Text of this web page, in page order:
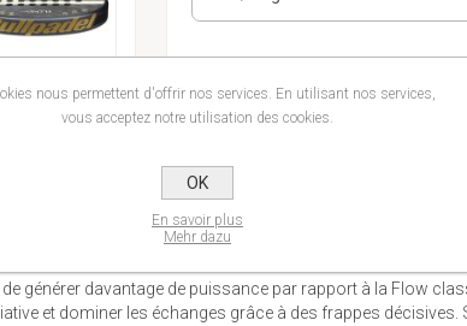
générer davantage de puissance par rapport à la Flow
et dominer les échanges grâce à des frappes
nous permettent d'offrir nos services. En utilisant nos services,
vous acceptez notre utilisation des cookies.
OK
En savoir plus
Mehr dazu